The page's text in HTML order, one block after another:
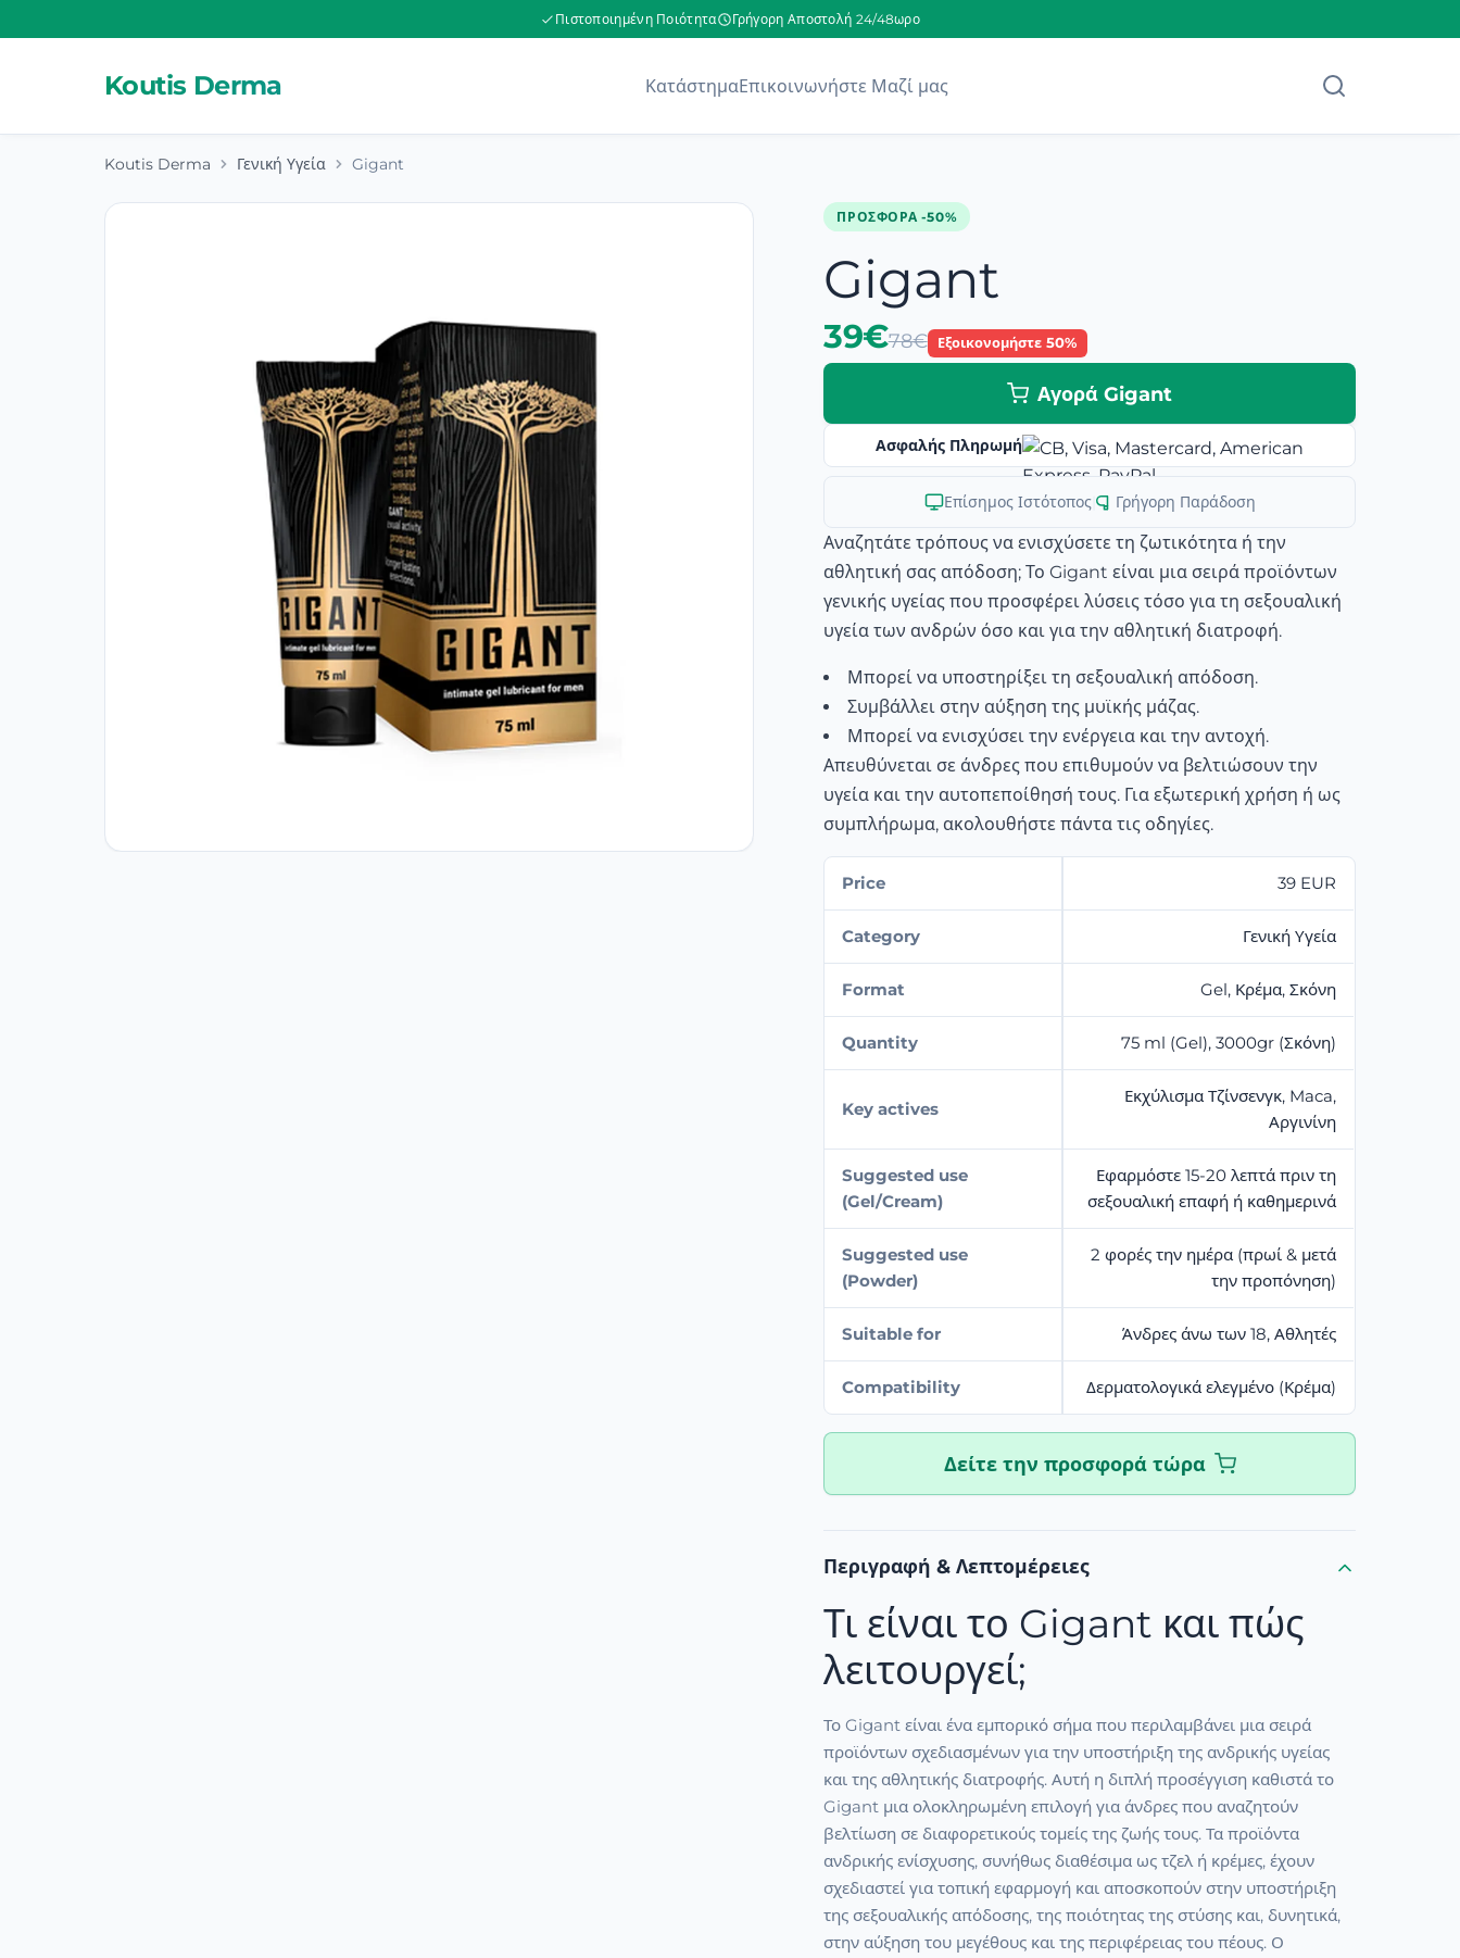
Πιστοποιημένη Ποιότητα Γρήγορη Αποστολή 24/48ωρο
Koutis Derma ΚατάστημαΕπικοινωνήστε Μαζί μας
Koutis Derma Γενική Υγεία Gigant
ΠΡΟΣΦΟΡΆ -50%
Gigant
39€78€ Εξοικονομήστε 50%
Αγορά Gigant
Ασφαλής Πληρωμή
Επίσημος Ιστότοπος| Γρήγορη Παράδοση
Αναζητάτε τρόπους να ενισχύσετε τη ζωτικότητα ή την
αθλητική σας απόδοση; Το Gigant είναι μια σειρά προϊόντων
γενικής υγείας που προσφέρει λύσεις τόσο για τη σεξουαλική
υγεία των ανδρών όσο και για την αθλητική διατροφή.
Μπορεί να υποστηρίξει τη σεξουαλική απόδοση.
Συμβάλλει στην αύξηση της μυϊκής μάζας.
Μπορεί να ενισχύσει την ενέργεια και την αντοχή.
Απευθύνεται σε άνδρες που επιθυμούν να βελτιώσουν την
υγεία και την αυτοπεποίθησή τους. Για εξωτερική χρήση ή ως
συμπλήρωμα, ακολουθήστε πάντα τις οδηγίες.
Price 39 EUR
Category Γενική Υγεία
Format Gel, Κρέμα, Σκόνη
Quantity 75 ml (Gel), 3000gr (Σκόνη)
Key actives
Εκχύλισμα Τζίνσενγκ, Maca,
Αργινίνη
Suggested use
(Gel/Cream)
Εφαρμόστε 15-20 λεπτά πριν τη
σεξουαλική επαφή ή καθημερινά
Suggested use
(Powder)
2 φορές την ημέρα (πρωί & μετά
την προπόνηση)
Suitable for Άνδρες άνω των 18, Αθλητές
Compatibility Δερματολογικά ελεγμένο (Κρέμα)
Δείτε την προσφορά τώρα
Περιγραφή & Λεπτομέρειες
Τι είναι το Gigant και πώς
λειτουργεί;
Το Gigant είναι ένα εμπορικό σήμα που περιλαμβάνει μια σειρά
προϊόντων σχεδιασμένων για την υποστήριξη της ανδρικής υγείας
και της αθλητικής διατροφής. Αυτή η διπλή προσέγγιση καθιστά το
Gigant μια ολοκληρωμένη επιλογή για άνδρες που αναζητούν
βελτίωση σε διαφορετικούς τομείς της ζωής τους. Τα προϊόντα
ανδρικής ενίσχυσης, συνήθως διαθέσιμα ως τζελ ή κρέμες, έχουν
σχεδιαστεί για τοπική εφαρμογή και αποσκοπούν στην υποστήριξη
της σεξουαλικής απόδοσης, της ποιότητας της στύσης και, δυνητικά,
στην αύξηση του μεγέθους και της περιφέρειας του πέους. Ο